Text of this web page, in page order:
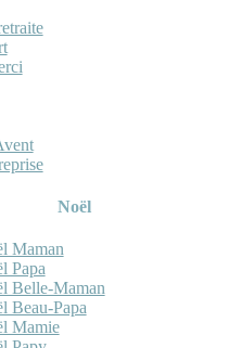
Noël
Maman
Papa
Belle-Maman
Beau-Papa
Mamie